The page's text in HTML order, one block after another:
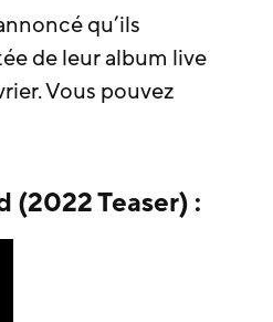
qu’ils
de leur album live
Vous pouvez
(2022 Teaser) :